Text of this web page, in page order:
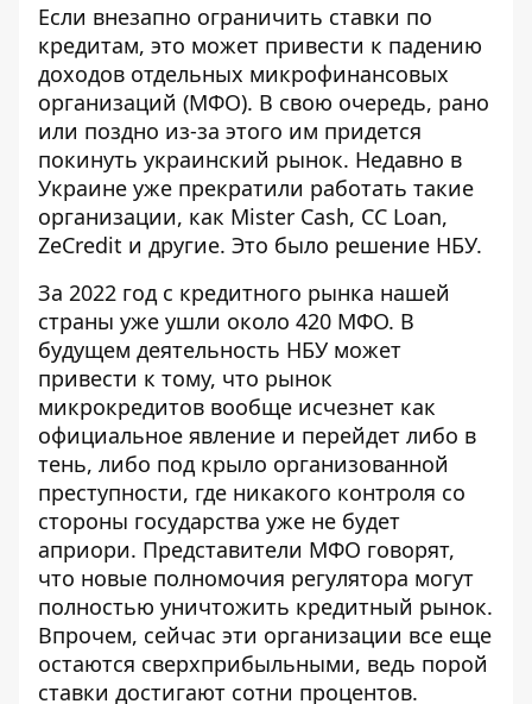
Если внезапно ограничить ставки по
кредитам, это может привести к падению
доходов отдельных микрофинансовых
организаций (МФО). В свою очередь, рано
или поздно из-за этого им придется
покинуть украинский рынок. Недавно в
Украине уже прекратили работать такие
организации, как Mister Cash, CC Loan,
ZeCredit и другие. Это было решение НБУ.
За 2022 год с кредитного рынка нашей
страны уже ушли около 420 МФО. В
будущем деятельность НБУ может
привести к тому, что рынок
микрокредитов вообще исчезнет как
официальное явление и перейдет либо в
тень, либо под крыло организованной
преступности, где никакого контроля со
стороны государства уже не будет
априори. Представители МФО говорят,
что новые полномочия регулятора могут
полностью уничтожить кредитный рынок.
Впрочем, сейчас эти организации все еще
остаются сверхприбыльными, ведь порой
ставки достигают сотни процентов.